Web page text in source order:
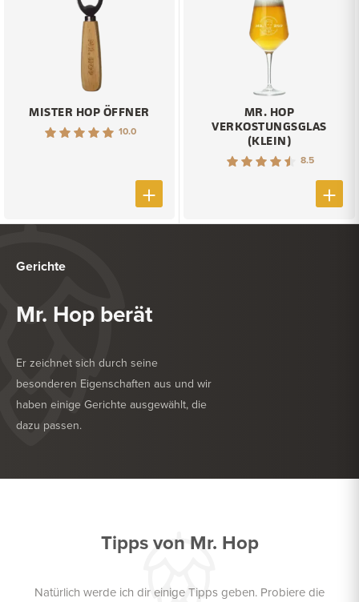
MISTER HOP ÖFFNER
10.0
MR. HOP
VERKOSTUNGSGLAS
(KLEIN)
8.5
Gerichte
Mr. Hop berät
Er zeichnet sich durch seine
besonderen Eigenschaften aus und wir
haben einige Gerichte ausgewählt, die
dazu passen.
KÖSTLICH ZU
Tipps von Mr. Hop
Natürlich werde ich dir einige Tipps geben. Probiere die